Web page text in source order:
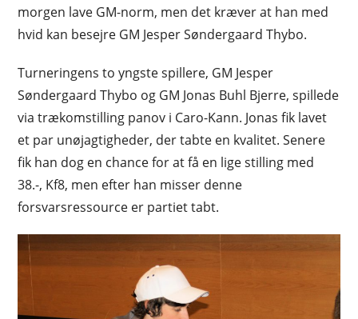
morgen lave GM-norm, men det kræver at han med
hvid kan besejre GM Jesper Søndergaard Thybo.
Turneringens to yngste spillere, GM Jesper
Søndergaard Thybo og GM Jonas Buhl Bjerre, spillede
via trækomstilling panov i Caro-Kann. Jonas fik lavet
et par unøjagtigheder, der tabte en kvalitet. Senere
fik han dog en chance for at få en lige stilling med
38.-, Kf8, men efter han misser denne
forsvarsressource er partiet tabt.